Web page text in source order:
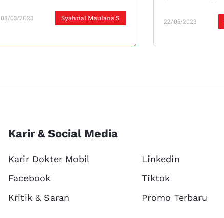
Syahrial Maulana S
08/03/2023 22/05/2023
Karir & Social Media
Karir Dokter Mobil Linkedin
Facebook
Tiktok
Kritik & Saran
Promo Terbaru